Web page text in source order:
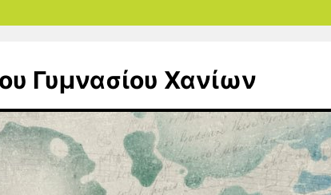
Γυμνασίου Χανίων